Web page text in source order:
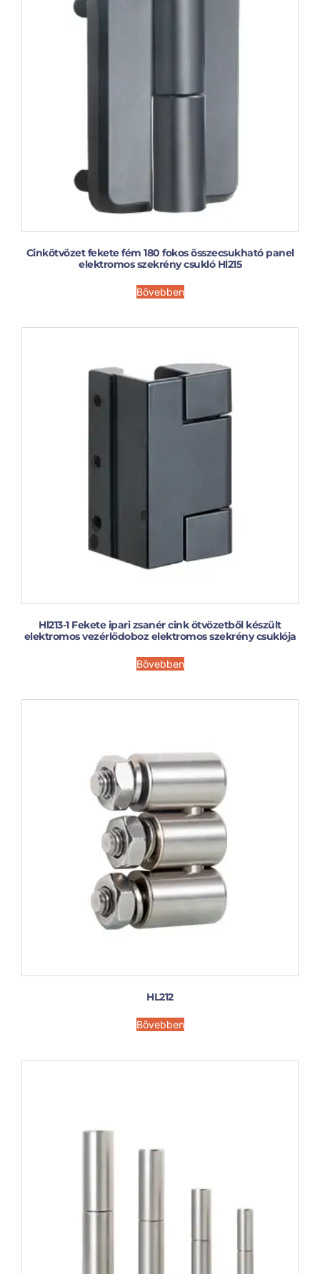
Cinkötvözet fekete fém 180 fokos összecsukható panel
elektromos szekrény csukló Hl215
Bővebben
Hl213-1 Fekete ipari zsanér cink ötvözetből készült
elektromos vezérlődoboz elektromos szekrény csuklója
Bővebben
HL212
Bővebben